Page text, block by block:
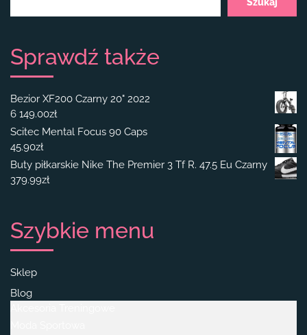
Sprawdź także
Bezior XF200 Czarny 20" 2022
6 149.00zł
Scitec Mental Focus 90 Caps
45.90zł
Buty piłkarskie Nike The Premier 3 Tf R. 47.5 Eu Czarny
379.99zł
Szybkie menu
Sklep
Blog